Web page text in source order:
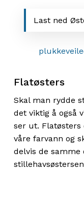
Last ned
Flatøsters
Skal man rydde
det viktig å også
ser ut.
våre farvann og
delvis de samme